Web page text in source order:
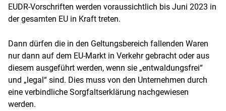
EUDR-Vorschriften werden voraussichtlich bis Juni 2023 in
der gesamten EU in Kraft treten.
Dann dürfen die in den Geltungsbereich fallenden Waren
nur dann auf dem EU-Markt in Verkehr gebracht oder aus
diesem ausgeführt werden, wenn sie „entwaldungsfrei“
und „legal“ sind. Dies muss von den Unternehmen durch
eine verbindliche Sorgfaltserklärung nachgewiesen
werden.